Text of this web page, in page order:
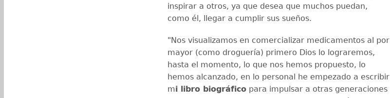
inspirar a otros, ya que desea que muchos puedan,
como él, llegar a cumplir sus sueños.
"Nos visualizamos en comercializar medicamentos al por
mayor (como droguería) primero Dios lo lograremos,
hasta el momento, lo que nos hemos propuesto, lo
hemos alcanzado, en lo personal he empezado a escribir
mi libro biográfico para impulsar a otras generaciones